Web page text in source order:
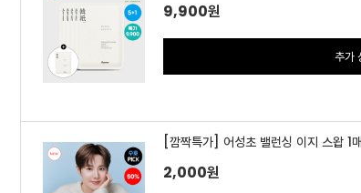
9,900원
추가
[깜짝특가] 어성초 밸런싱 이지 스왑 1
2,000원